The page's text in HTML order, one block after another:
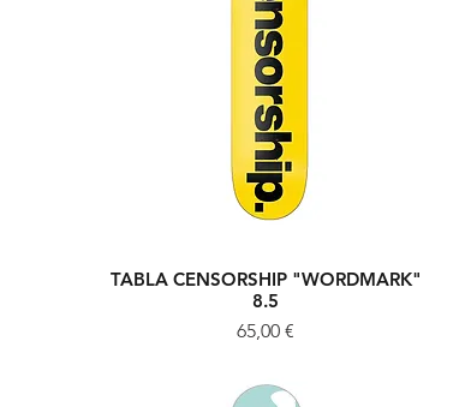
Vista rápida
TABLA CENSORSHIP "WORDMARK"
8.5
Precio
65,00 €